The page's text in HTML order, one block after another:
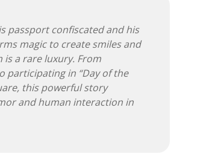
passport confiscated and his
magic to create smiles and
is a rare luxury. From
participating in “Day of the
this powerful story
and human interaction in